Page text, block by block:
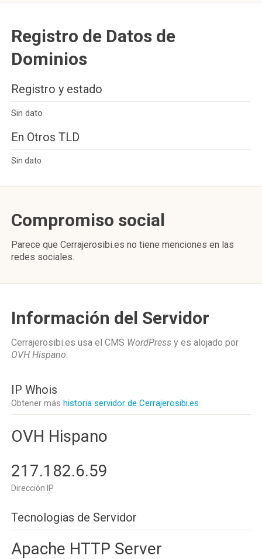
Registro de Datos de
Dominios
Registro y estado
Sin dato
En Otros TLD
Sin dato
Compromiso social
Parece que Cerrajerosibi.es no tiene menciones en las
redes sociales.
Información del Servidor
Cerrajerosibi.es usa el CMS WordPress y es alojado por
OVH Hispano.
IP Whois
Obtener más historia servidor de Cerrajerosibi.es
OVH Hispano
217.182.6.59
Dirección IP
Tecnologias de Servidor
Apache HTTP Server